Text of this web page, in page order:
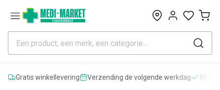
0
Gratis winkellevering Verzending de volgende werkdag